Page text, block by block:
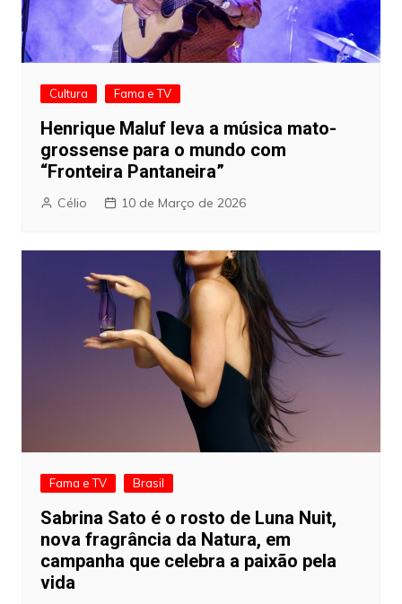
Cultura Fama e TV
Henrique Maluf leva a música mato-
grossense para o mundo com
“Fronteira Pantaneira”
Célio 10 de Março de 2026
Fama e TV Brasil
Sabrina Sato é o rosto de Luna Nuit,
nova fragrância da Natura, em
campanha que celebra a paixão pela
vida